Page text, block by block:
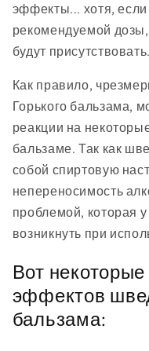
эффекты... хотя,
рекомендуемой
будут присутствовать.
Как правило,
Горького бальзама,
реакции на
бальзаме. Так как
собой спиртовую
непереносимость
проблемой, которая
возникнуть при
Вот
эффектов
бальзама: